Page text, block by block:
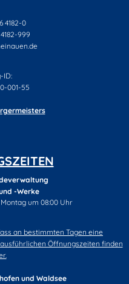
4182-0
999
ID:
001-55
-Werke
Schließzeiten auszublenden
um 08:00 Uhr
an bestimmten Tagen eine
Öffnungszeiten finden
und Waldsee